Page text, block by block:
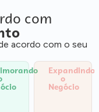
com
acordo com o seu
Expandindo
o
Negócio